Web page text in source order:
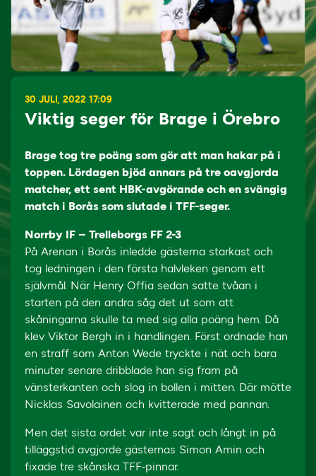
30 JULI, 2022 17:09
Viktig seger för Brage i Örebro
Brage tog tre poäng som gör att man hakar på i
toppen. Lördagen bjöd annars på tre oavgjorda
matcher, ett sent HBK-avgörande och en svängig
match i Borås som slutade i TFF-seger.
Norrby IF – Trelleborgs FF 2-3
På Arenan i Borås inledde gästerna starkast och
tog ledningen i den första halvleken genom ett
självmål. När Henry Offia sedan satte tvåan i
starten på den andra såg det ut som att
skåningarna skulle ta med sig alla poäng hem. Då
klev Viktor Bergh in i handlingen. Först ordnade han
en straff som Anton Wede tryckte i nät och bara
minuter senare dribblade han sig fram på
vänsterkanten och slog in bollen i mitten. Där mötte
Nicklas Savolainen och kvitterade med pannan.
Men det sista ordet var inte sagt och långt in på
tilläggstid avgjorde gästernas Simon Amin och
fixade tre skånska TFF-pinnar.